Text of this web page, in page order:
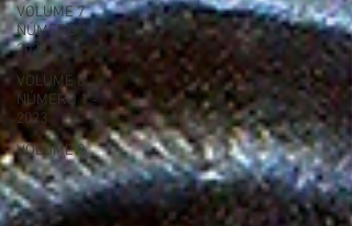
VOLUME 7
NÚMERO 1 -
2022
VOLUME 8
NÚMERO 1 -
2023
VOLUME 9